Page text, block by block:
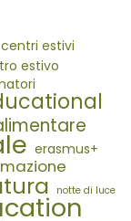
centri estivi
estivo
erasmus+
notte di luce